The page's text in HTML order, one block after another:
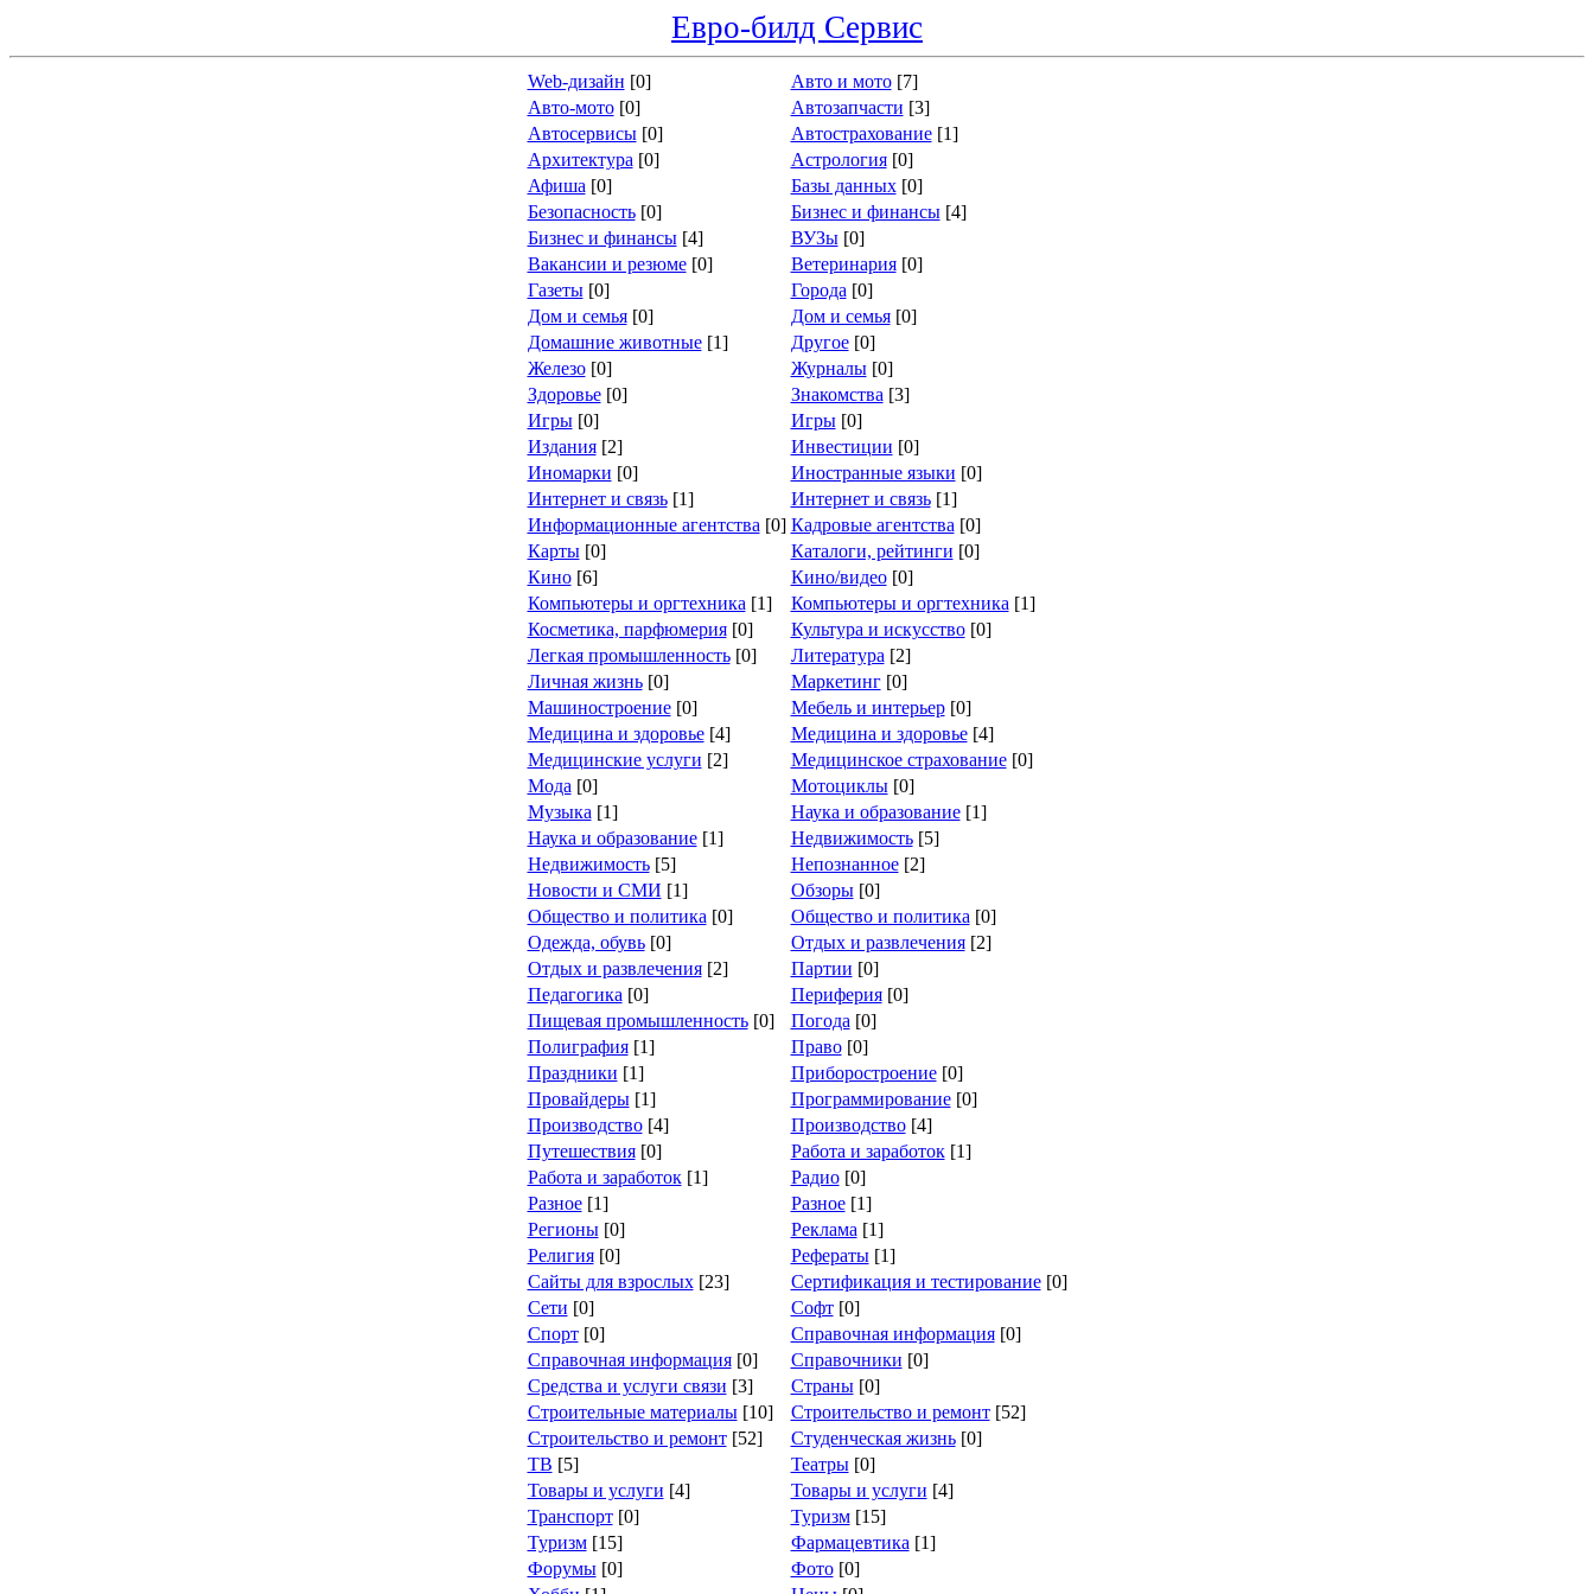
Евро-билд Сервис
Web-дизайн [0] Авто и мото[7]
Авто-мото[0] Автозапчасти [3]
Автосервисы[0] Автострахование[1]
Архитектура [0] Астрология[0]
Афиша [0] Базы данных[0]
Безопасность[0] Бизнес и финансы[4]
Бизнес и финансы[4] ВУЗы[0]
Вакансии и резюме[0] Ветеринария[0]
Газеты[0] Города [0]
Дом и семья[0] Дом и семья[0]
Домашние животные[1] Другое[0]
Железо[0] Журналы[0]
Здоровье[0] Знакомства [3]
Игры[0] Игры[0]
Издания[2] Инвестиции [0]
Иномарки [0] Иностранные языки [0]
Интернет и связь[1] Интернет и связь[1]
Информационные агентства [0] Кадровые агентства [0]
Карты[0] Каталоги, рейтинги [0]
Кино[6] Кино/видео[0]
Компьютеры и оргтехника [1] Компьютеры и оргтехника [1]
Косметика, парфюмерия[0] Культура и искусство[0]
Легкая промышленность[0] Литература [2]
Личная жизнь[0] Маркетинг[0]
Машиностроение[0] Мебель и интерьер[0]
Медицина и здоровье[4] Медицина и здоровье[4]
Медицинские услуги [2] Медицинское страхование[0]
Мода [0] Мотоциклы[0]
Музыка [1] Наука и образование[1]
Наука и образование[1] Недвижимость[5]
Недвижимость[5] Непознанное[2]
Новости и СМИ [1] Обзоры[0]
Общество и политика [0] Общество и политика [0]
Одежда, обувь[0] Отдых и развлечения[2]
Отдых и развлечения[2] Партии [0]
Педагогика [0] Периферия[0]
Пищевая промышленность[0] Погода [0]
Полиграфия[1] Право[0]
Праздники [1] Приборостроение[0]
Провайдеры[1] Программирование[0]
Производство[4] Производство[4]
Путешествия[0] Работа и заработок[1]
Работа и заработок[1] Радио[0]
Разное[1] Разное[1]
Регионы[0] Реклама [1]
Религия[0] Рефераты[1]
Сайты для взрослых[23] Сертификация и тестирование[0]
Сети [0] Софт[0]
Спорт[0] Справочная информация[0]
Справочная информация[0] Справочники [0]
Средства и услуги связи [3] Страны[0]
Строительные материалы[10] Строительство и ремонт[52]
Строительство и ремонт[52] Студенческая жизнь[0]
ТВ [5] Театры[0]
Товары и услуги [4] Товары и услуги [4]
Транспорт[0] Туризм[15]
Туризм[15] Фармацевтика [1]
Форумы[0] Фото[0]